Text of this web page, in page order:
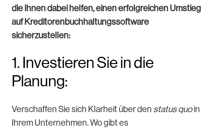
die Ihnen dabei helfen, einen erfolgreichen Umstieg
auf Kreditorenbuchhaltungssoftware
sicherzustellen:
1. Investieren Sie in die
Planung:
Verschaffen Sie sich Klarheit über den status quoin
Ihrem Unternehmen. Wo gibt es